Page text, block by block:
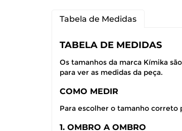
Tabela de Medidas
TABELA DE MEDIDAS
Os tamanhos da marca Kímika
para ver as medidas da peça.
COMO MEDIR
Para escolher o tamanho correto
1. OMBRO A OMBRO